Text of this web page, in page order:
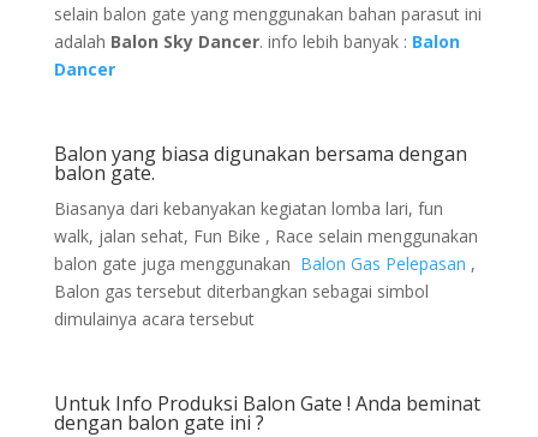
selain balon gate yang menggunakan bahan parasut ini
adalah Balon Sky Dancer. info lebih banyak : Balon
Dancer
Balon yang biasa digunakan bersama dengan
balon gate.
Biasanya dari kebanyakan kegiatan lomba lari, fun
walk, jalan sehat, Fun Bike , Race selain menggunakan
balon gate juga menggunakan Balon Gas Pelepasan ,
Balon gas tersebut diterbangkan sebagai simbol
dimulainya acara tersebut
Untuk Info Produksi Balon Gate ! Anda beminat
dengan balon gate ini ?